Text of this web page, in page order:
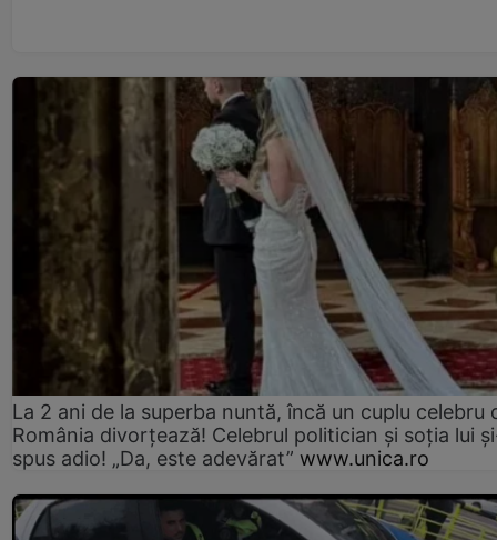
La 2 ani de la superba nuntă, încă un cuplu celebru
România divorțează! Celebrul politician și soția lui
spus adio! „Da, este adevărat” www.unica.ro